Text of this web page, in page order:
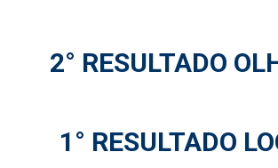
2° RESULTADO
1° RESULTADO